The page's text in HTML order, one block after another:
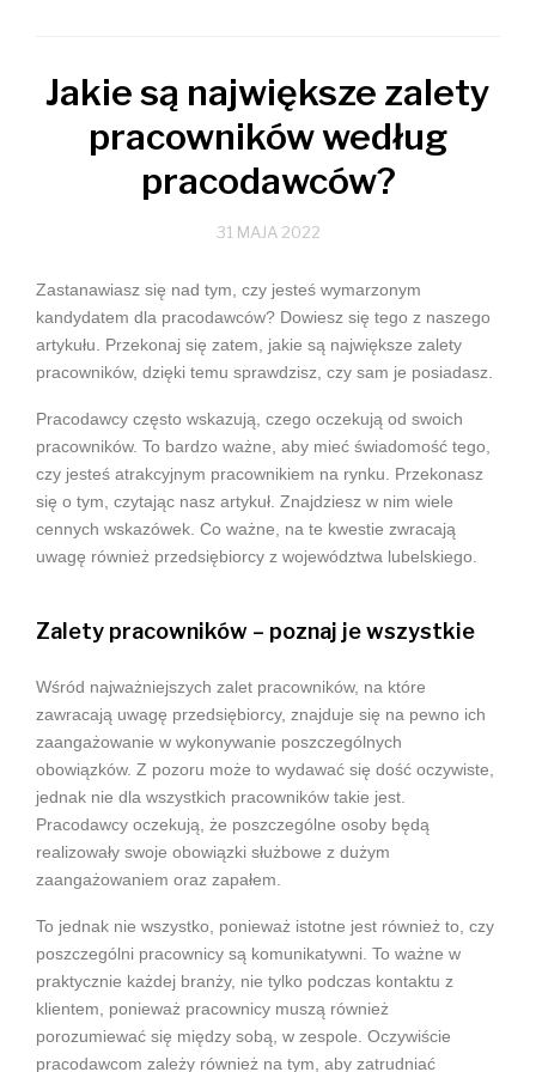
Jakie są największe zalety
pracowników według
pracodawców?
31 MAJA 2022
Zastanawiasz się nad tym, czy jesteś wymarzonym
kandydatem dla pracodawców? Dowiesz się tego z naszego
artykułu. Przekonaj się zatem, jakie są największe zalety
pracowników, dzięki temu sprawdzisz, czy sam je posiadasz.
Pracodawcy często wskazują, czego oczekują od swoich
pracowników. To bardzo ważne, aby mieć świadomość tego,
czy jesteś atrakcyjnym pracownikiem na rynku. Przekonasz
się o tym, czytając nasz artykuł. Znajdziesz w nim wiele
cennych wskazówek. Co ważne, na te kwestie zwracają
uwagę również przedsiębiorcy z województwa lubelskiego.
Zalety pracowników – poznaj je wszystkie
Wśród najważniejszych zalet pracowników, na które
zawracają uwagę przedsiębiorcy, znajduje się na pewno ich
zaangażowanie w wykonywanie poszczególnych
obowiązków. Z pozoru może to wydawać się dość oczywiste,
jednak nie dla wszystkich pracowników takie jest.
Pracodawcy oczekują, że poszczególne osoby będą
realizowały swoje obowiązki służbowe z dużym
zaangażowaniem oraz zapałem.
To jednak nie wszystko, ponieważ istotne jest również to, czy
poszczególni pracownicy są komunikatywni. To ważne w
praktycznie każdej branży, nie tylko podczas kontaktu z
klientem, ponieważ pracownicy muszą również
porozumiewać się między sobą, w zespole. Oczywiście
pracodawcom zależy również na tym, aby zatrudniać